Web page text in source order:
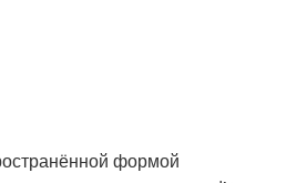
формой